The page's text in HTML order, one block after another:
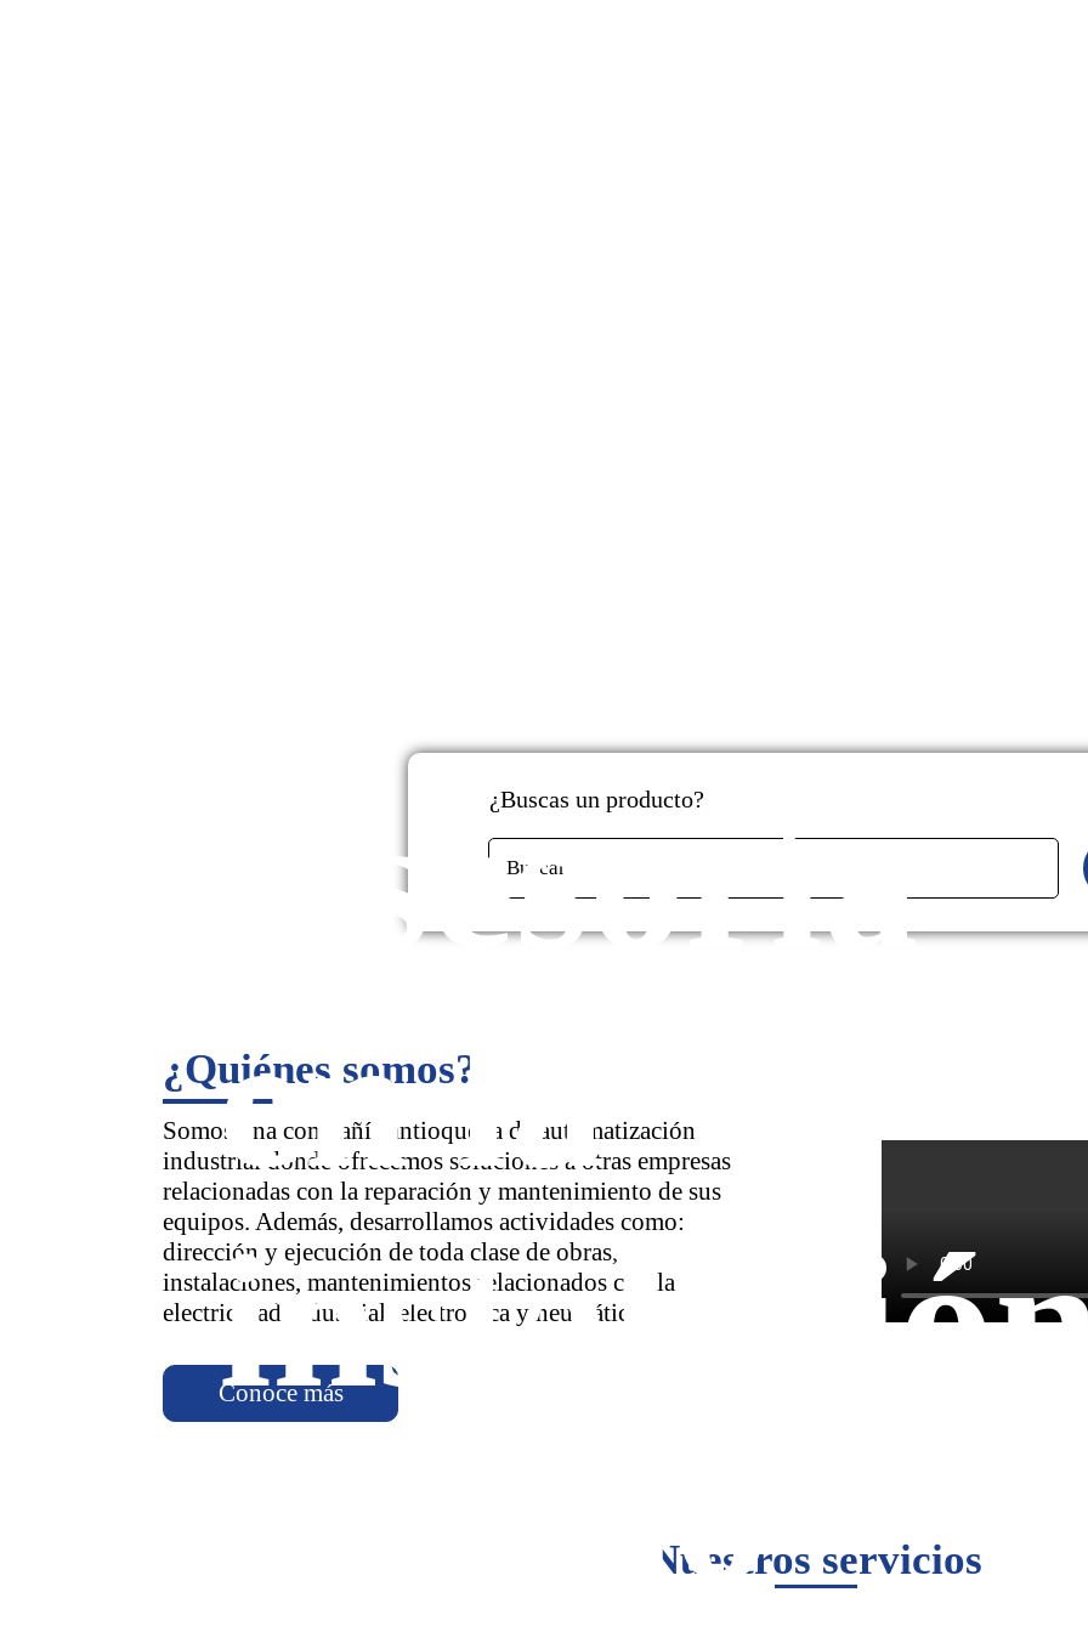
¿Buscas un producto?
Buscar
¿Quiénes somos?
Somos una compañía antioqueña de automatización
industrial donde ofrecemos soluciones a otras empresas
relacionadas con la reparación y mantenimiento de sus
equipos. Además, desarrollamos actividades como:
dirección y ejecución de toda clase de obras,
instalaciones, mantenimientos relacionados con la
electricidad industrial, electrónica y neumática.
Conoce más
Nuestros servicios
Diseño
Asesoría
en la